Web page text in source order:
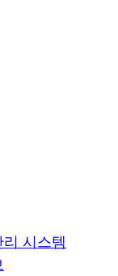
시스템